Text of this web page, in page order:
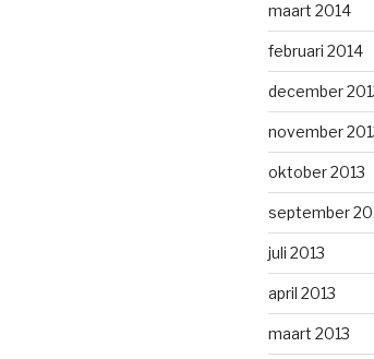
maart 2014
februari 2014
december
november
oktober 2013
september
juli 2013
april 2013
maart 2013